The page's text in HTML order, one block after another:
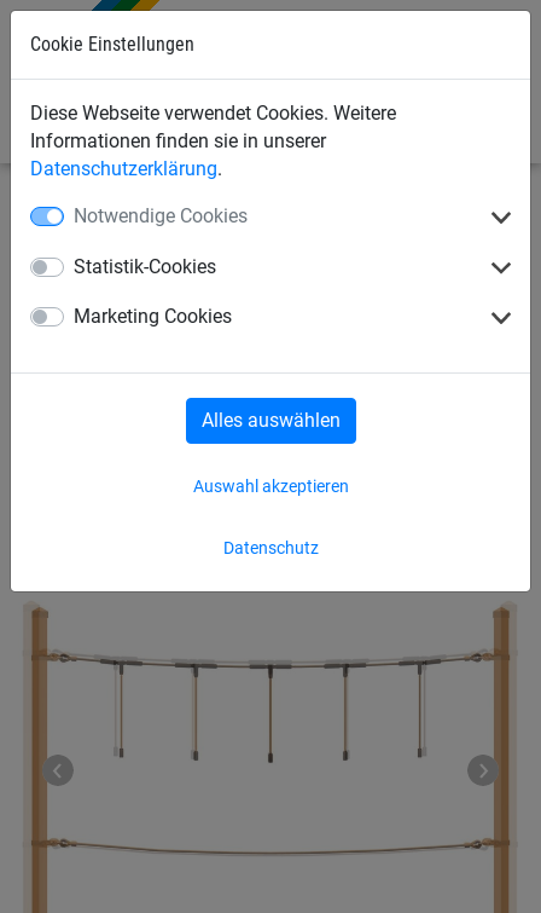
Cookie Einstellungen
Diese Webseite verwendet Cookies. Weitere
Informationen finden sie in unserer
Datenschutzerklärung.
Notwendige Cookies
Statistik-Cookies
Marketing Cookies
Datenschutz
Auswahl akzeptieren
Alles auswählen
Seilspielgeräte Adventure-Parcours „Dillenburg“
für
Hangelseil, für Robinie-
Pfosten